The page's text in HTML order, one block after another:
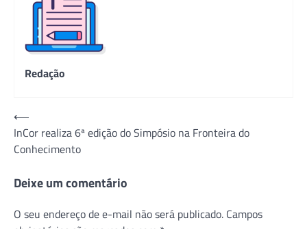
Redação
Navegação
de
Post
⟵
InCor realiza 6ª edição do Simpósio na Fronteira do
Conhecimento
Deixe um comentário
O seu endereço de e-mail não será publicado. Campos